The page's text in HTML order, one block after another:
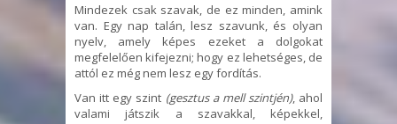
Mindezek csak szavak, de ez minden, amink
van. Egy nap talán, lesz szavunk, és olyan
nyelv, amely képes ezeket a dolgokat
megfelelően kifejezni; hogy ez lehetséges, de
attól ez még nem lesz egy fordítás.
Van itt egy szint (gesztus a mell szintjén), ahol
valami játszik a szavakkal, képekkel,